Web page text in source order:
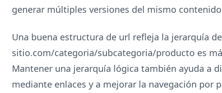
generar múltiples versiones del mismo
Una buena estructura de url refleja la jerarquía
sitio.com/categoria/subcategoria/producto es
Mantener una jerarquía lógica también ayuda a
mediante enlaces y a mejorar la navegación por